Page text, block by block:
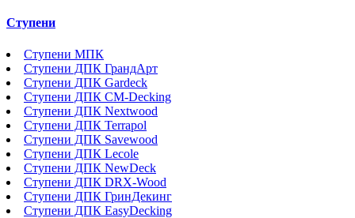
Ступени
Ступени МПК
Ступени ДПК ГрандАрт
Ступени ДПК Gardeck
Ступени ДПК CM-Decking
Ступени ДПК Nextwood
Ступени ДПК Terrapol
Ступени ДПК Savewood
Ступени ДПК Lecole
Ступени ДПК NewDeck
Ступени ДПК DRX-Wood
Ступени ДПК ГринДекинг
Ступени ДПК EasyDecking